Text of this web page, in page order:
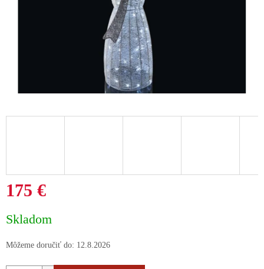
175 €
cena:
Skladom
Môžeme doručiť do: 12.8.2026